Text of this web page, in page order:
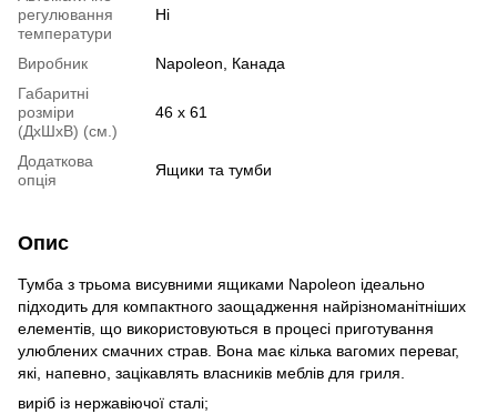
регулювання
температури
Ні
Виробник
Napoleon, Канада
Габаритні
розміри
(ДхШхВ) (см.)
46 х 61
Додаткова
опція
Ящики та тумби
Опис
Тумба з трьома висувними ящиками Napoleon ідеально
підходить для компактного заощадження найрізноманітніших
елементів, що використовуються в процесі приготування
улюблених смачних страв. Вона має кілька вагомих переваг,
які, напевно, зацікавлять власників меблів для гриля.
виріб із нержавіючої сталі;